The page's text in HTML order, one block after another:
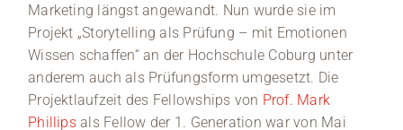
Marketing längst angewandt. Nun wurde sie im
Projekt „Storytelling als Prüfung – mit Emotionen
Wissen schaffen“ an der Hochschule Coburg unter
anderem auch als Prüfungsform umgesetzt. Die
Projektlaufzeit des Fellowships von Prof. Mark
Phillipsals Fellow der 1. Generation war von Mai